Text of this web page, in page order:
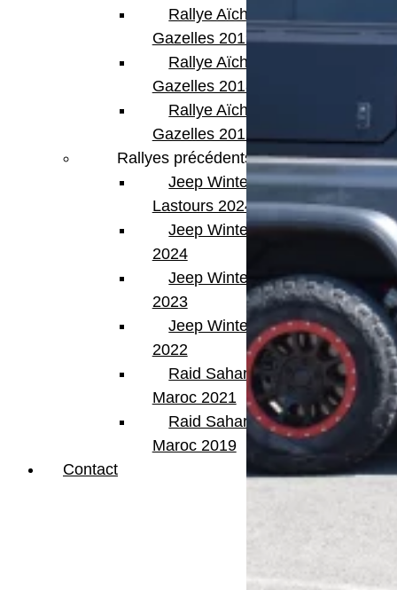
Rallye Aïcha des
Gazelles 2019
Rallye Aïcha des
Gazelles 2018
Rallye Aïcha des
Gazelles 2017
Rallyes précédents
Jeep Winter
Lastours 2024
Jeep Winter Tour
2024
Jeep Winter Tour
2023
Jeep Winter Tour
2022
Raid Sahara Tour
Maroc 2021
Raid Sahara Tour
Maroc 2019
Contact